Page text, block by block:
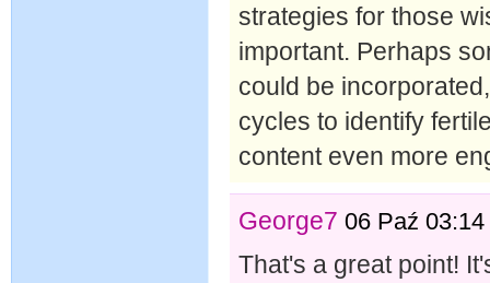
strategies for those
important. Perhaps
could be
cycles to identify
content even more
George7 06 Paź 03:14
That's a great point!